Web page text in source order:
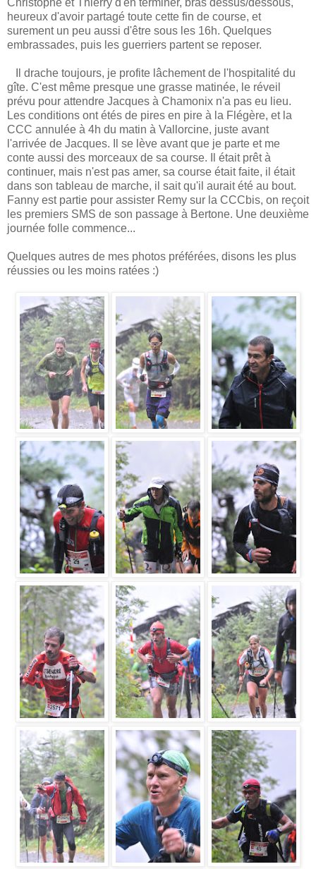
heureux d'avoir partagé toute cette fin de course, et
surement un peu aussi d'être sous les 16h. Quelques
embrassades, puis les guerriers partent se reposer.
Il drache toujours, je profite lâchement de l'hospitalité du
gîte. C'est même presque une grasse matinée, le réveil
prévu pour attendre Jacques à Chamonix n'a pas eu lieu.
Les conditions ont étés de pires en pire à la Flégère, et la
CCC annulée à 4h du matin à Vallorcine, juste avant
l'arrivée de Jacques. Il se lève avant que je parte et me
conte aussi des morceaux de sa course. Il était prêt à
continuer, mais n'est pas amer, sa course était faite, il était
dans son tableau de marche, il sait qu'il aurait été au bout.
Fanny est partie pour assister Remy sur la CCCbis, on reçoit
les premiers SMS de son passage à Bertone. Une deuxième
journée folle commence...
Quelques autres de mes photos préférées, disons les plus
réussies ou les moins ratées :)